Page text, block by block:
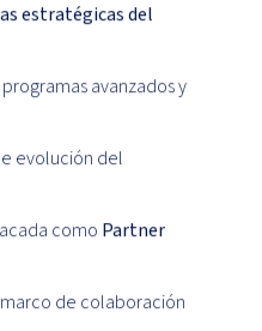
estratégicas del
avanzados y
evolución del
como Partner
de colaboración